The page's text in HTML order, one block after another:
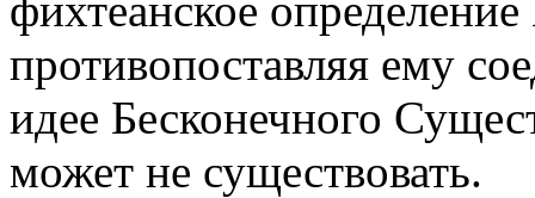
противопоставляя ему
идее Бесконечного
может не существовать.